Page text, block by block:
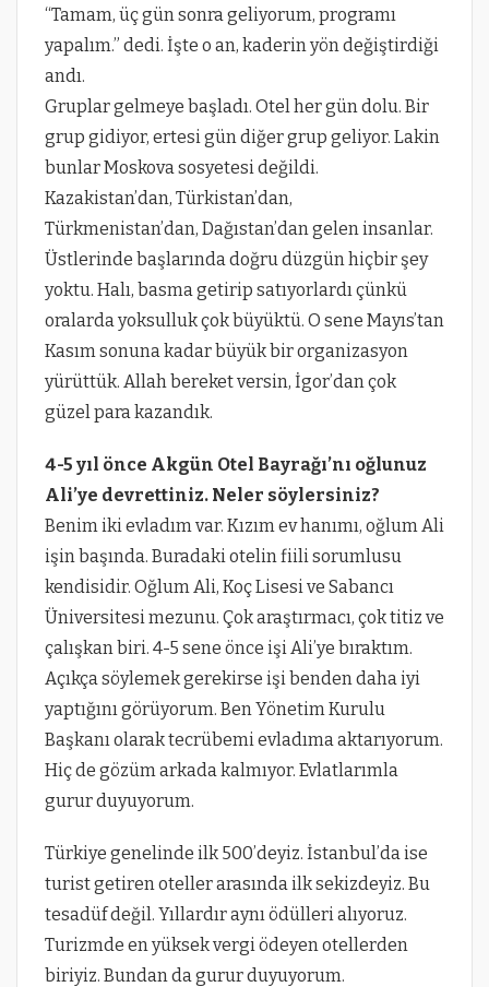
“Tamam, üç gün sonra geliyorum, programı
yapalım.” dedi. İşte o an, kaderin yön değiştirdiği
andı.
Gruplar gelmeye başladı. Otel her gün dolu. Bir
grup gidiyor, ertesi gün diğer grup geliyor. Lakin
bunlar Moskova sosyetesi değildi.
Kazakistan’dan, Türkistan’dan,
Türkmenistan’dan, Dağıstan’dan gelen insanlar.
Üstlerinde başlarında doğru düzgün hiçbir şey
yoktu. Halı, basma getirip satıyorlardı çünkü
oralarda yoksulluk çok büyüktü. O sene Mayıs’tan
Kasım sonuna kadar büyük bir organizasyon
yürüttük. Allah bereket versin, İgor’dan çok
güzel para kazandık.
4-5 yıl önce Akgün Otel Bayrağı’nı oğlunuz
Ali’ye devrettiniz. Neler söylersiniz?
Benim iki evladım var. Kızım ev hanımı, oğlum Ali
işin başında. Buradaki otelin fiili sorumlusu
kendisidir. Oğlum Ali, Koç Lisesi ve Sabancı
Üniversitesi mezunu. Çok araştırmacı, çok titiz ve
çalışkan biri. 4-5 sene önce işi Ali’ye bıraktım.
Açıkça söylemek gerekirse işi benden daha iyi
yaptığını görüyorum. Ben Yönetim Kurulu
Başkanı olarak tecrübemi evladıma aktarıyorum.
Hiç de gözüm arkada kalmıyor. Evlatlarımla
gurur duyuyorum.
Türkiye genelinde ilk 500’deyiz. İstanbul’da ise
turist getiren oteller arasında ilk sekizdeyiz. Bu
tesadüf değil. Yıllardır aynı ödülleri alıyoruz.
Turizmde en yüksek vergi ödeyen otellerden
biriyiz. Bundan da gurur duyuyorum.